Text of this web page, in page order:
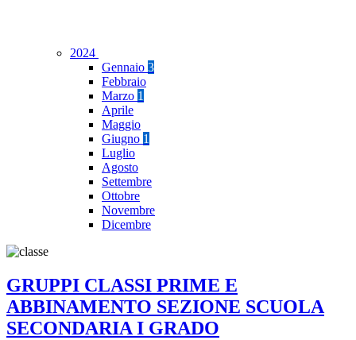
2024
Gennaio 3
Febbraio
Marzo 1
Aprile
Maggio
Giugno 1
Luglio
Agosto
Settembre
Ottobre
Novembre
Dicembre
GRUPPI CLASSI PRIME E
ABBINAMENTO SEZIONE SCUOLA
SECONDARIA I GRADO